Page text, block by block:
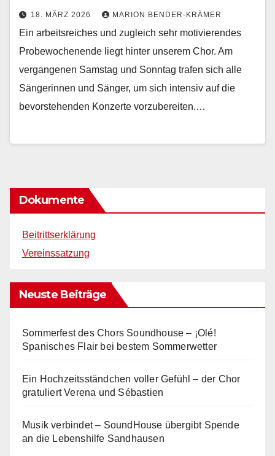
18. MÄRZ 2026 MARION BENDER-KRÄMER
Ein arbeitsreiches und zugleich sehr motivierendes
Probewochenende liegt hinter unserem Chor. Am
vergangenen Samstag und Sonntag trafen sich alle
Sängerinnen und Sänger, um sich intensiv auf die
bevorstehenden Konzerte vorzubereiten.…
Dokumente
Beitrittserklärung
Vereinssatzung
Neuste Beiträge
Sommerfest des Chors Soundhouse – ¡Olé!
Spanisches Flair bei bestem Sommerwetter
Ein Hochzeitsständchen voller Gefühl – der Chor
gratuliert Verena und Sébastien
Musik verbindet – SoundHouse übergibt Spende
an die Lebenshilfe Sandhausen